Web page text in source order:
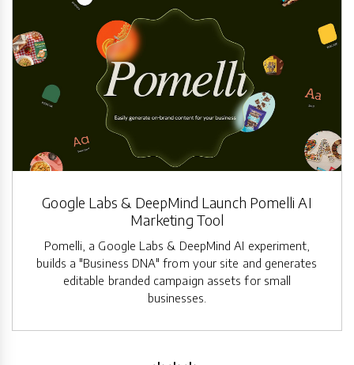
Google Labs & DeepMind Launch Pomelli AI
Marketing Tool
Pomelli, a Google Labs & DeepMind AI experiment,
builds a "Business DNA" from your site and generates
editable branded campaign assets for small
businesses.